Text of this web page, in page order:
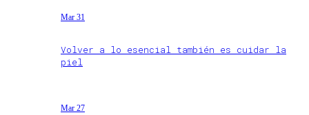
Mar 31
Volver a lo esencial también es cuidar la
piel
Mar 27